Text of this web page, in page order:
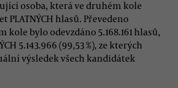
osoba, která ve druhém kole
PLATNÝCH hlasů. Převedeno
kole bylo odevzdáno 5.168.161 hlasů,
5.143.966 (99,53 %), ze kterých
výsledek všech kandidátek